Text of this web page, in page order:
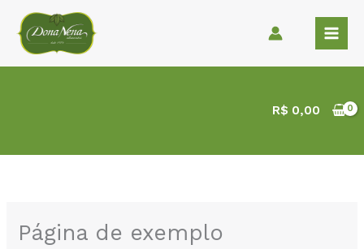
para
conteúdo
R$ 0,00
Página de exemplo